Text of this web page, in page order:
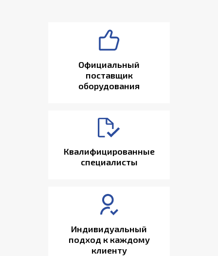
Официальный
поставщик
оборудования
Квалифицированные
специалисты
Индивидуальный
подход к каждому
клиенту